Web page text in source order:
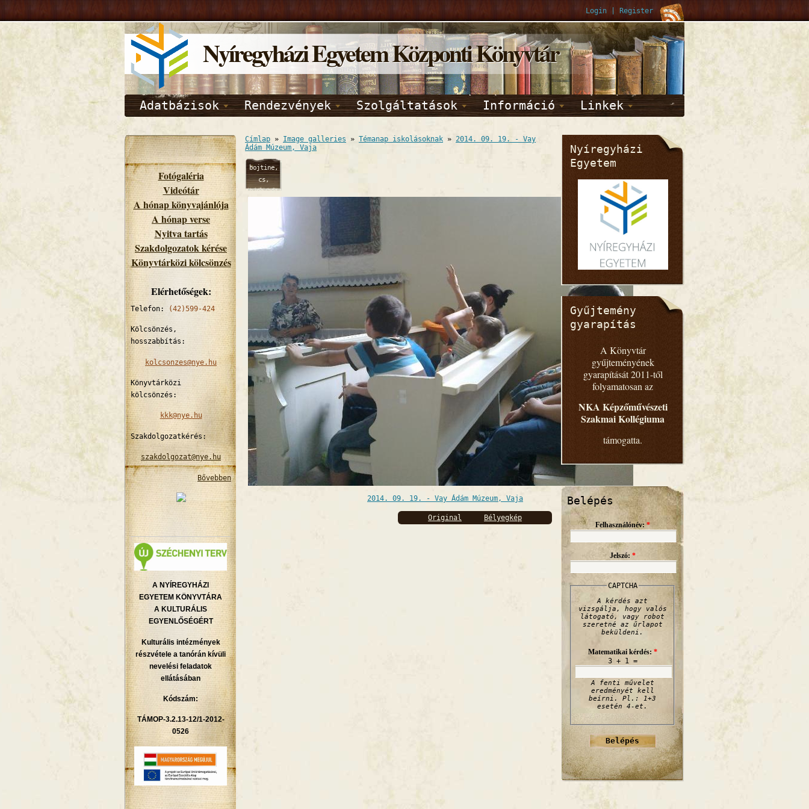
Login Register
Nyíregyházi Egyetem Központi Könyvtár
Adatbázisok Rendezvények Szolgáltatások Információ Linkek
Fotógaléria
Videótár
A hónap könyvajánlója
A hónap verse
Nyitva tartás
Szakdolgozatok kérése
Könyvtárközi kölcsönzés
Elérhetőségek:
Telefon: (42)599-424
Kölcsönzés,
hosszabbítás:
kolcsonzes@nye.hu
Könyvtárközi
kölcsönzés:
kkk@nye.hu
Szakdolgozatkérés:
szakdolgozat@nye.hu
Bővebben
A NYÍREGYHÁZI
EGYETEM KÖNYVTÁRA
A KULTURÁLIS
EGYENLŐSÉGÉRT
Kulturális intézmények
részvétele a tanórán kívüli
nevelési feladatok
ellátásában
Kódszám:
TÁMOP-3.2.13-12/1-2012-
0526
Címlap » Image galleries » Témanap iskolásoknak » 2014. 09. 19. - Vay
Ádám Múzeum, Vaja
bojtine,
cs,
10/09/2014
2014. 09. 19. - Vay Ádám Múzeum, Vaja
Original Bélyegkép
Nyíregyházi
Egyetem
Gyűjtemény
gyarapítás
A Könyvtár
gyűjteményének
gyarapítását 2011-től
folyamatosan az
NKA Képzőművészeti
Szakmai Kollégiuma
támogatta.
Belépés
Felhasználónév:*
Jelszó: *
CAPTCHA
A kérdés azt
vizsgálja, hogy valós
látogató, vagy robot
szeretné az űrlapot
beküldeni.
Matematikai kérdés: *
3 + 1 =
A fenti művelet
eredményét kell
beírni. Pl.: 1+3
esetén 4-et.